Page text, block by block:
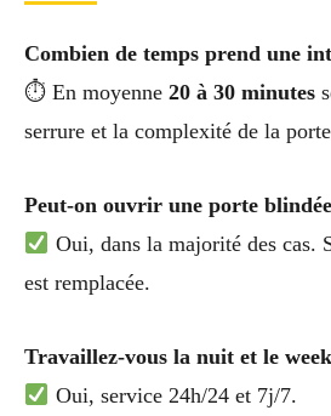
Combien de temps prend une
⏱ En moyenne 20 à 30 minutes
serrure et la complexité de la
Peut-on ouvrir une porte blindée
Oui, dans la majorité des cas.
est remplacée.
Travaillez-vous la nuit et le
Oui, service 24h/24 et 7j/7.